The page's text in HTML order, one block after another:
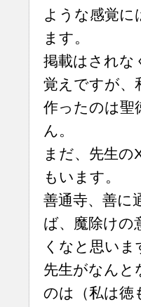
ような感覚
ます。
掲載はされな
覚えですが、
作ったのは聖
ん。
まだ、先生
もいます。
善通寺、善に
ば、魔除けの
くなと思いま
先生がなんと
のは（私は徳